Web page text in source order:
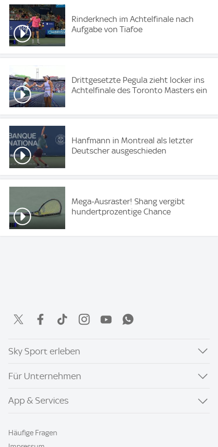
Rinderknech im Achtelfinale nach
Aufgabe von Tiafoe
Drittgesetzte Pegula zieht locker ins
Achtelfinale des Toronto Masters ein
Hanfmann in Montreal als letzter
Deutscher ausgeschieden
Mega-Ausraster! Shang vergibt
hundertprozentige Chance
Sky Sport erleben
Für Unternehmen
App & Services
Häufige Fragen